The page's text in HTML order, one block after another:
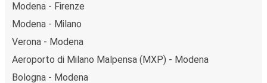
Modena - Firenze
Modena - Milano
Verona - Modena
Aeroporto di Milano Malpensa (MXP) - Modena
Bologna - Modena